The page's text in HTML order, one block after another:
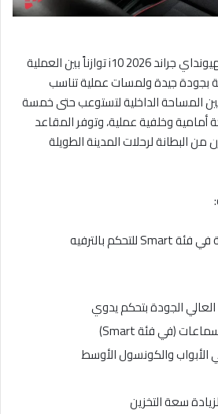
تقدم المقصورة الداخلية لهيونداي جراند i10 2026 توازناً بين العملية
بجودة جيدة ولمسات عملية تناسب
المساحة الداخلية لتستوعب حتى خمسة
وخلفية عملية، وتوفر المقاعد
البطانة لرحلات المدينة الطويلة
شاشة لمس قياس 8 بوصة في فئة Smart للتحكم بالترفيه
الجودة بتحكم يدوي
والكونسول الأوسط
سعة التخزين